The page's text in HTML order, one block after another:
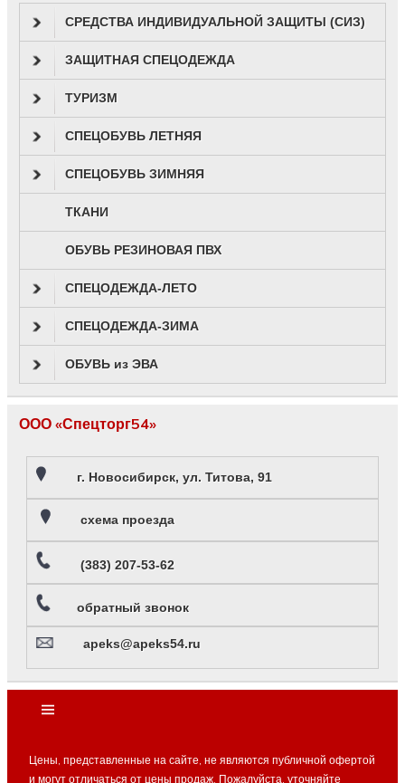
СРЕДСТВА ИНДИВИДУАЛЬНОЙ ЗАЩИТЫ (СИЗ)
ЗАЩИТНАЯ СПЕЦОДЕЖДА
ТУРИЗМ
СПЕЦОБУВЬ ЛЕТНЯЯ
СПЕЦОБУВЬ ЗИМНЯЯ
ТКАНИ
ОБУВЬ РЕЗИНОВАЯ ПВХ
СПЕЦОДЕЖДА-ЛЕТО
СПЕЦОДЕЖДА-ЗИМА
ОБУВЬ из ЭВА
ООО «Спецторг54»
г. Новосибирск, ул. Титова, 91
схема проезда
(383) 207-53-62
обратный звонок
apeks@apeks54.ru
Цены, представленные на сайте, не являются публичной офертой
и могут отличаться от цены продаж. Пожалуйста, уточняйте